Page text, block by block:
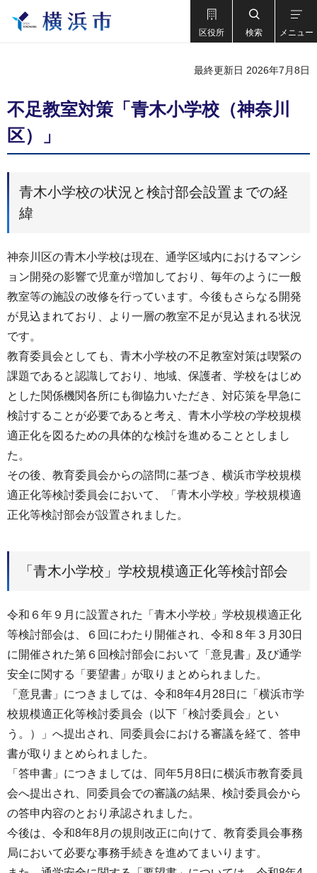
区役所 検索 メニュー
最終更新日 2026年7月8日
不足教室対策「青木小学校（神奈川
区）」
青木小学校の状況と検討部会設置までの経
緯
神奈川区の青木小学校は現在、通学区域内におけるマンシ
ョン開発の影響で児童が増加しており、毎年のように一般
教室等の施設の改修を行っています。今後もさらなる開発
が見込まれており、より一層の教室不足が見込まれる状況
です。
教育委員会としても、青木小学校の不足教室対策は喫緊の
課題であると認識しており、地域、保護者、学校をはじめ
とした関係機関各所にも御協力いただき、対応策を早急に
検討することが必要であると考え、青木小学校の学校規模
適正化を図るための具体的な検討を進めることとしまし
た。
その後、教育委員会からの諮問に基づき、横浜市学校規模
適正化等検討委員会において、「青木小学校」学校規模適
正化等検討部会が設置されました。
「青木小学校」学校規模適正化等検討部会
令和６年９月に設置された「青木小学校」学校規模適正化
等検討部会は、６回にわたり開催され、令和８年３月30日
に開催された第６回検討部会において「意見書」及び通学
安全に関する「要望書」が取りまとめられました。
「意見書」につきましては、令和8年4月28日に「横浜市学
校規模適正化等検討委員会（以下「検討委員会」とい
う。）」へ提出され、同委員会における審議を経て、答申
書が取りまとめられました。
「答申書」につきましては、同年5月8日に横浜市教育委員
会へ提出され、同委員会での審議の結果、検討委員会から
の答申内容のとおり承認されました。
今後は、令和8年8月の規則改正に向けて、教育委員会事務
局において必要な事務手続きを進めてまいります。